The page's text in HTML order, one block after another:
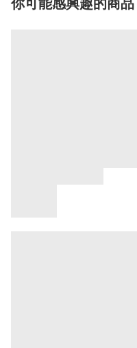
你可能感興趣的商品